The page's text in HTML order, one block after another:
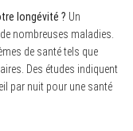
longévité ? Un
nombreuses maladies.
de santé tels que
Des études indiquent
par nuit pour une santé